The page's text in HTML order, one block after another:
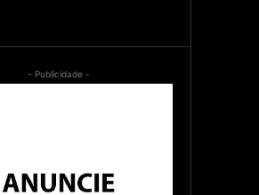
- Publicidade -